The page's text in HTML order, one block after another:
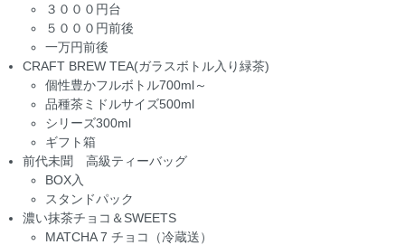
３０００円台
５０００円前後
一万円前後
CRAFT BREW TEA(ガラスボトル入り緑茶)
個性豊かフルボトル700ml～
品種茶ミドルサイズ500ml
シリーズ300ml
ギフト箱
前代未聞 高級ティーバッグ
BOX入
スタンドパック
濃い抹茶チョコ＆SWEETS
MATCHA 7 チョコ（冷蔵送）